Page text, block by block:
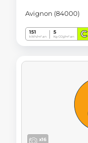
Avignon (84000)
151
kWh/m².an
5
Kg CO2/m².an C
x16